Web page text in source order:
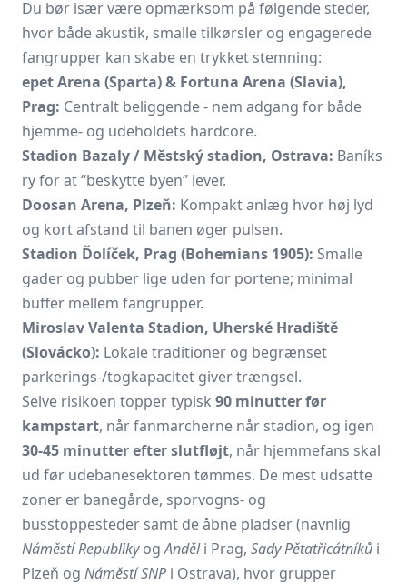
Du bør især være opmærksom på følgende steder,
hvor både akustik, smalle tilkørsler og engagerede
fangrupper kan skabe en trykket stemning:
epet Arena (Sparta) & Fortuna Arena (Slavia),
Prag: Centralt beliggende - nem adgang for både
hjemme- og udeholdets hardcore.
Stadion Bazaly / Městský stadion, Ostrava: Baníks
ry for at “beskytte byen” lever.
Doosan Arena, Plzeň: Kompakt anlæg hvor høj lyd
og kort afstand til banen øger pulsen.
Stadion Ďolíček, Prag (Bohemians 1905): Smalle
gader og pubber lige uden for portene; minimal
buffer mellem fangrupper.
Miroslav Valenta Stadion, Uherské Hradiště
(Slovácko): Lokale traditioner og begrænset
parkerings-/togkapacitet giver trængsel.
Selve risikoen topper typisk 90 minutter før
kampstart, når fanmarcherne når stadion, og igen
30-45 minutter efter slutfløjt, når hjemmefans skal
ud før udebanesektoren tømmes. De mest udsatte
zoner er banegårde, sporvogns- og
busstoppesteder samt de åbne pladser (navnlig
Náměstí RepublikyogAnděli Prag, Sady Pětatřicátníků i
Plzeň og Náměstí SNP i Ostrava), hvor grupper